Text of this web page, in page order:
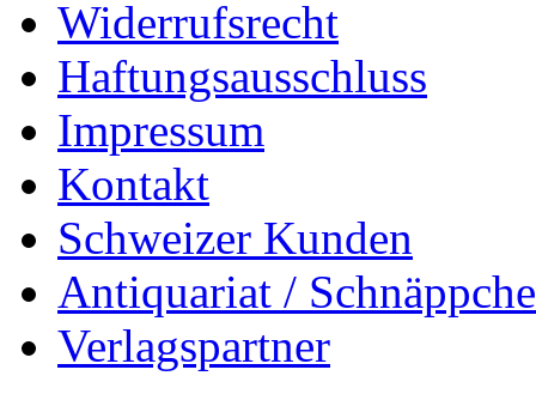
Widerrufsrecht
Haftungsausschluss
Impressum
Kontakt
Schweizer Kunden
Antiquariat /
Verlagspartner